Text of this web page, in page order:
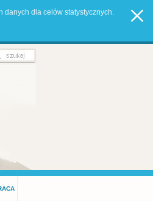
danych dla celów statystycznych.